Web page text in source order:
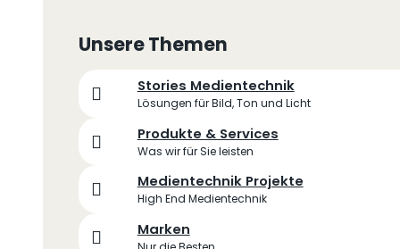
Unsere Themen
Stories Medientechnik
Lösungen für Bild, Ton und Licht
Produkte & Services
Was wir für Sie leisten
Medientechnik Projekte
High End Medientechnik
Marken